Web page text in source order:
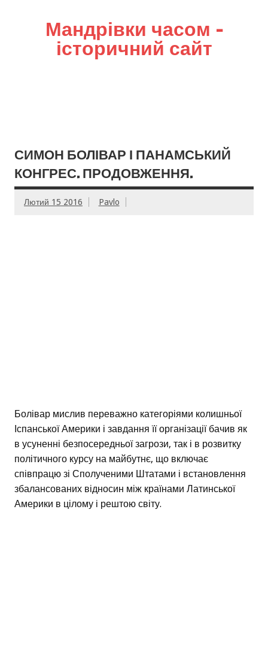
Мандрівки часом –
історичний сайт
СИМОН БОЛІВАР І ПАНАМСЬКИЙ
КОНГРЕС. ПРОДОВЖЕННЯ.
Лютий 15 2016 Pavlo
Болівар мислив переважно категоріями колишньої
Іспанської Америки і завдання її організації бачив як
в усуненні безпосередньої загрози, так і в розвитку
політичного курсу на майбутнє, що включає
співпрацю зі Сполученими Штатами і встановлення
збалансованих відносин між країнами Латинської
Америки в цілому і рештою світу.